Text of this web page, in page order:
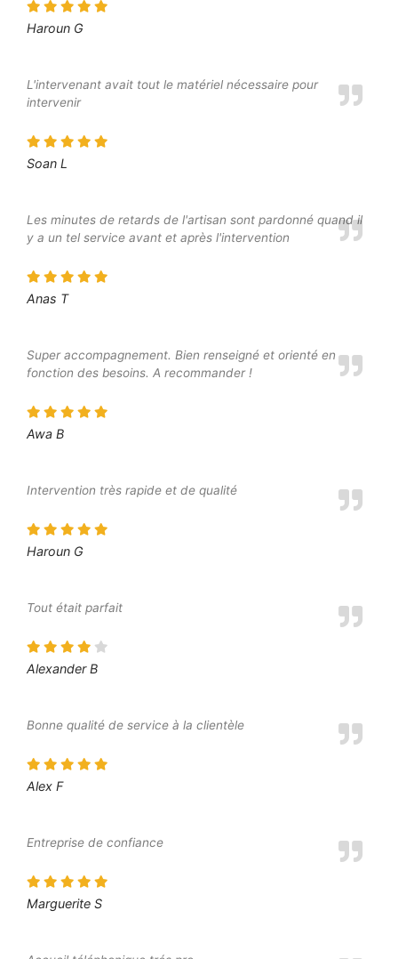
Haroun G
L'intervenant avait tout le matériel nécessaire pour
intervenir
Soan L
Les minutes de retards de l'artisan sont pardonné quand il
y a un tel service avant et après l'intervention
Anas T
Super accompagnement. Bien renseigné et orienté en
fonction des besoins. A recommander !
Awa B
Intervention très rapide et de qualité
Haroun G
Tout était parfait
Alexander B
Bonne qualité de service à la clientèle
Alex F
Entreprise de confiance
Marguerite S